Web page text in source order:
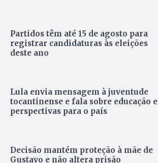
Partidos têm até 15 de agosto para
registrar candidaturas às eleições
deste ano
Lula envia mensagem à juventude
tocantinense e fala sobre educação e
perspectivas para o país
Decisão mantém proteção à mãe de
Gustavo e não altera prisão